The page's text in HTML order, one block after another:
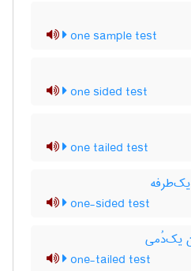
one sample test
one sided test
one tailed test
یک‌طرفه
one-sided test
یک‌دُمی
one-tailed test